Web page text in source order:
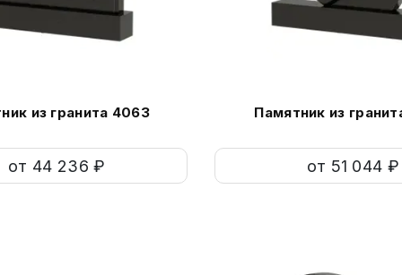
из гранита 4063
от 44 236 ₽
Памятник из
от 51 044 ₽